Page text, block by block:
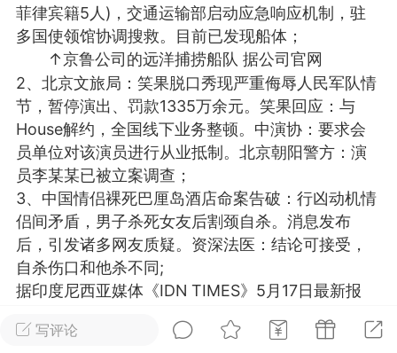
每次200金币 点击购买
小熊水光
爆汗熊
脂
卡卡动能素
皇斯普拉雅
建术
DRYY面膜 微晶溶斑术
爆款平台 Lv.8 靓号
加盟商
26 23:18
电脑端 美业资讯
闪充小白罐
本/双效闪充，养出紧致小白脸！一、项
充小白罐 = 闪充大白肌（仪器）× 草本
产品）×极光嫩肤啫喱（产品）这是一套
护...写评论
菲律宾籍5人)，交通运输部启动应急响应机制，驻
多国使领馆协调搜救。目前已发现船体；
↑京鲁公司的远洋捕捞船队 据公司官网
2、北京文旅局：笑果脱口秀现严重侮辱人民军队情
节，暂停演出、罚款1335万余元。笑果回应：与
House解约，全国线下业务整顿。中演协：要求会
员单位对该演员进行从业抵制。北京朝阳警方：演
员李某某已被立案调查；
3、中国情侣裸死巴厘岛酒店命案告破：行凶动机情
侣间矛盾，男子杀死女友后割颈自杀。消息发布
后，引发诸多网友质疑。资深法医：结论可接受，
自杀伤口和他杀不同;
据印度尼西亚媒体《IDN TIMES》5月17日最新报
遭受了钝器暴力，溺水身亡，并有绞索伤。行凶者